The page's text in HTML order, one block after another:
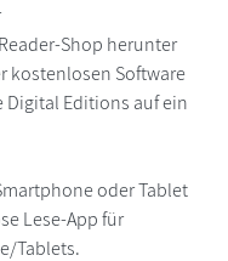
Shop herunter
kostenlosen Software
Digital Editions auf ein
oder Tablet
Lese-App für
Tablets.